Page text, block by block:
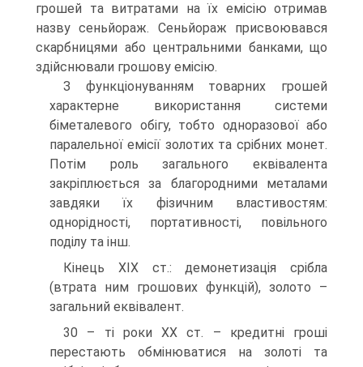
грошей та витратами на їх емісію отримав
назву сеньйораж. Сеньйораж присвоювався
скарбницями або центральними банками, що
здійснювали грошову емісію.
З функціонуванням товарних грошей
характерне використання системи
біметалевого обігу, тобто одноразової або
паралельної емісії золотих та срібних монет.
Потім роль загального еквівалента
закріплюється за благородними металами
завдяки їх фізичним властивостям:
однорідності, портативності, повільного
поділу та інш.
Кінець XIX ст.: демонетизація срібла
(втрата ним грошових функцій), золото –
загальний еквівалент.
30 – ті роки XX ст. – кредитні гроші
перестають обмінюватися на золоті та